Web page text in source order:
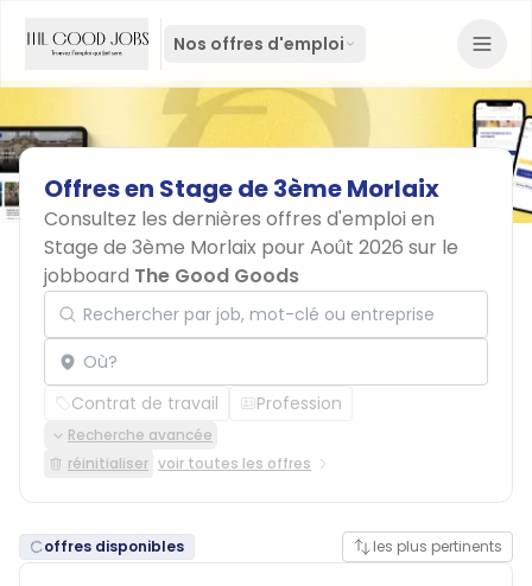
Nos offres d'emploi
Offresen Stagede3èmeMorlaix
Consultez les dernières offres d'emploi en
Stage de 3ème Morlaix pour Août 2026 sur le
jobboard The Good Goods
Rechercher par job, mot-clé ou entreprise
Localisation
Contrat de travail Profession
Recherche avancée
réinitialiser voir toutes les offres
offres disponibles les plus pertinents